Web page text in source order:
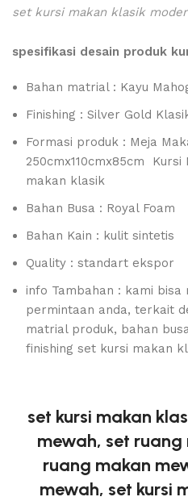
set kursi makan klasik
spesifikasi desain produk
Bahan matrial : Kayu
Finishing : Silver Gold
Formasi produk : Meja
250cmx110cmx85cm
makan klasik
Bahan Busa : Royal Foam
Bahan Kain : kulit sintetis
Quality : standart ekspor
info Tambahan : kami bisa
permintaan anda, terkait
matrial produk, bahan
finishing set kursi makan
set kursi makan
mewah, set ruang
ruang makan
mewah, set kursi